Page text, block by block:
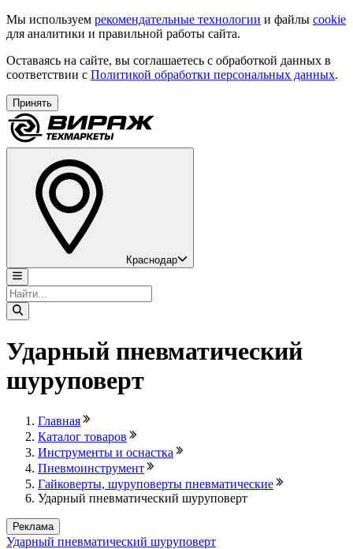
Мы используем рекомендательные технологии и файлы cookie
для аналитики и правильной работы сайта.
Оставаясь на сайте, вы соглашаетесь с обработкой данных в
соответствии с Политикой обработки персональных данных.
Принять
Краснодар
Ударный пневматический
шуруповерт
Главная
Каталог товаров
Инструменты и оснастка
Пневмоинструмент
Гайковерты, шуруповерты пневматические
Ударный пневматический шуруповерт
Реклама
Ударный пневматический шуруповерт